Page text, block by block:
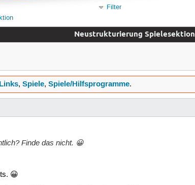
Filter
Neustrukturierung Spielesektion
, Spiele, Spiele/Hilfsprogramme.
Finde das nicht. 😀
😀